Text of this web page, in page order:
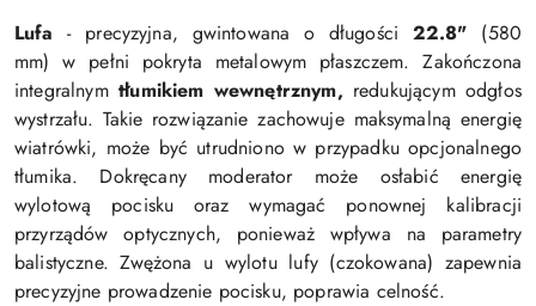
Lufa - precyzyjna, gwintowana o długości 22.8" (580
mm) w pełni pokryta metalowym płaszczem.Zakończona
integralnym tłumikiem wewnętrznym, redukującymodgłos
wystrzału.Takie rozwiązanie zachowuje maksymalną energię
wiatrówki, może być utrudniono w przypadku opcjonalnego
tłumika. Dokręcany moderator może osłabić energię
wylotową pocisku oraz wymagać ponownej kalibracji
przyrządów optycznych, ponieważ wpływa na parametry
balistyczne. Zwężona u wylotu lufy (czokowana) zapewnia
precyzyjne prowadzenie pocisku, poprawia celność.